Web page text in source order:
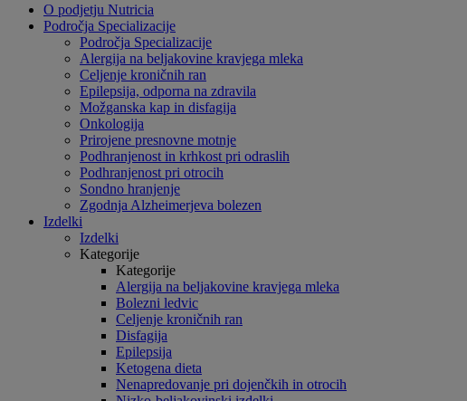
O podjetju Nutricia
Področja Specializacije
Področja Specializacije
Alergija na beljakovine kravjega mleka
Celjenje kroničnih ran
Epilepsija, odporna na zdravila
Možganska kap in disfagija
Onkologija
Prirojene presnovne motnje
Podhranjenost in krhkost pri odraslih
Podhranjenost pri otrocih
Sondno hranjenje
Zgodnja Alzheimerjeva bolezen
Izdelki
Izdelki
Kategorije
Kategorije
Alergija na beljakovine kravjega mleka
Bolezni ledvic
Celjenje kroničnih ran
Disfagija
Epilepsija
Ketogena dieta
Nenapredovanje pri dojenčkih in otrocih